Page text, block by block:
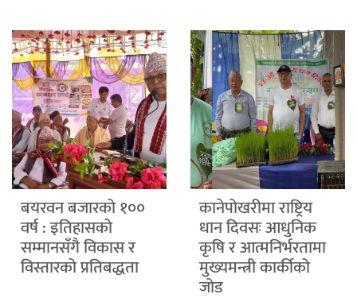
बयरवन बजारको १००
वर्ष : इतिहासको
सम्मानसँगै विकास र
विस्तारको प्रतिबद्धता
कानेपोखरीमा राष्ट्रिय
धान दिवसः आधुनिक
कृषि र आत्मनिर्भरतामा
मुख्यमन्त्री कार्कीको
जोड